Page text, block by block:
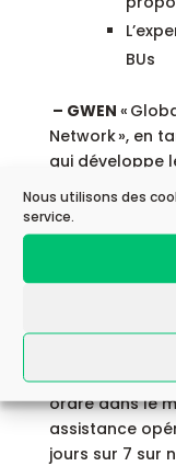
Nous utilisons des
service.
BUs
– GWEN «
Network », en
qui développe
compétitif
durable des
construction et
réseaux
Orange
– GNSO«
Operations » a
clients
ordre dans le
assistance
jours sur 7 sur